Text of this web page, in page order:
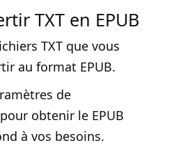
TXT en EPUB
TXT que vous
au format EPUB.
de
obtenir le EPUB
à vos besoins.